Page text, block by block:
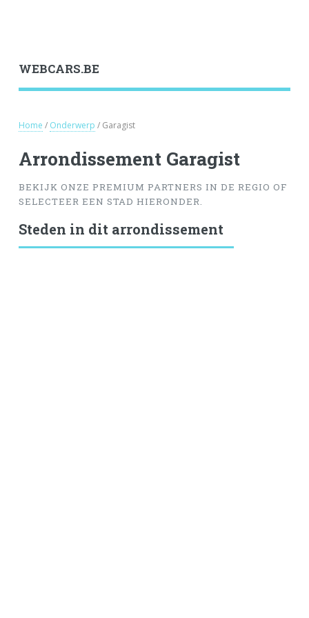
WEBCARS.BE
Home / Onderwerp / Garagist
Arrondissement Garagist
BEKIJK ONZE PREMIUM PARTNERS IN DE REGIO OF
SELECTEER EEN STAD HIERONDER.
Steden in dit arrondissement